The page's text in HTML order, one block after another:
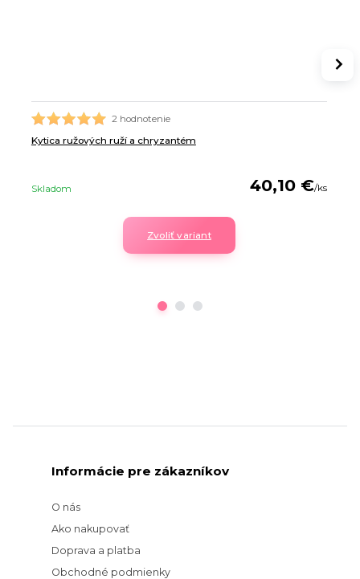
2 hodnotenie
Kytica ružových ruží a chryzantém
40,10 €/ks
Skladom
Zvoliť variant
Informácie pre zákazníkov
O nás
Ako nakupovať
Doprava a platba
Obchodné podmienky